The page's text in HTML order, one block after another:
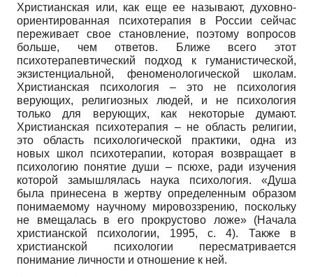
Христианская или, как еще ее называют, духовно-
ориентированная психотерапия в России сейчас
переживает свое становление, поэтому вопросов
больше, чем ответов. Ближе всего этот
психотерапевтический подход к гуманистической,
экзистенциальной, феноменологической школам.
Христианская психология – это не психология
верующих, религиозных людей, и не психология
только для верующих, как некоторые думают.
Христианская психотерапия – не область религии,
это область психологической практики, одна из
новых школ психотерапии, которая возвращает в
психологию понятие души – псюхе, ради изучения
которой замышлялась наука психология. «Душа
была принесена в жертву определенным образом
понимаемому научному мировоззрению, поскольку
не вмещалась в его прокрустово ложе» (Начала
христианской психологии, 1995, с. 4). Также в
христианской психологии пересматривается
понимание личности и отношение к ней.